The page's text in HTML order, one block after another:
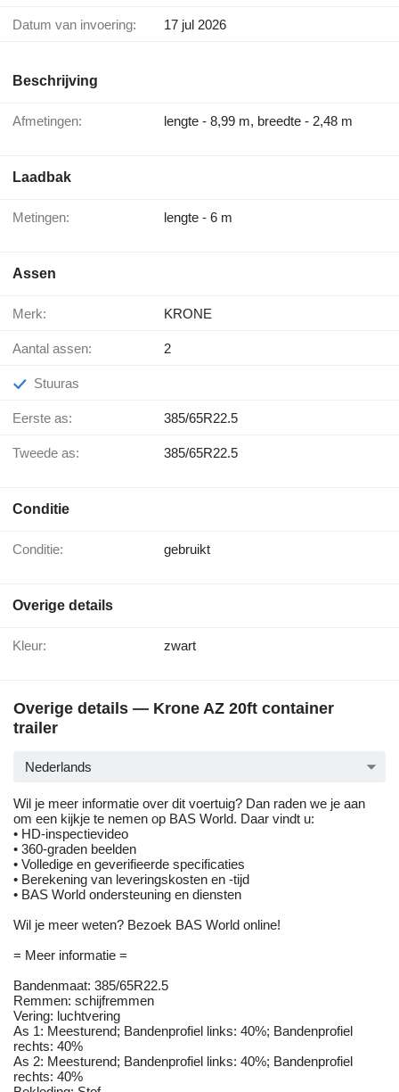
Datum van invoering: 17 jul 2026
Beschrijving
Afmetingen: lengte - 8,99 m, breedte - 2,48 m
Laadbak
Metingen: lengte - 6 m
Assen
Merk: KRONE
Aantal assen: 2
Stuuras
Eerste as: 385/65R22.5
Tweede as: 385/65R22.5
Conditie
Conditie: gebruikt
Overige details
Kleur: zwart
Overige details — Krone AZ 20ft container
trailer
Nederlands
Wil je meer informatie over dit voertuig? Dan raden we je aan
om een kijkje te nemen op BAS World. Daar vindt u:
• HD-inspectievideo
• 360-graden beelden
• Volledige en geverifieerde specificaties
• Berekening van leveringskosten en -tijd
• BAS World ondersteuning en diensten
Wil je meer weten? Bezoek BAS World online!
= Meer informatie =
Bandenmaat: 385/65R22.5
Remmen: schijfremmen
Vering: luchtvering
As 1: Meesturend; Bandenprofiel links: 40%; Bandenprofiel
rechts: 40%
As 2: Meesturend; Bandenprofiel links: 40%; Bandenprofiel
rechts: 40%